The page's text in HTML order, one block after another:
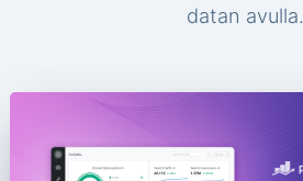
datan avulla.